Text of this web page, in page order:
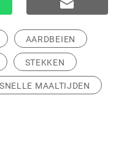
AARDBEIEN
STEKKEN
SNELLE MAALTIJDEN